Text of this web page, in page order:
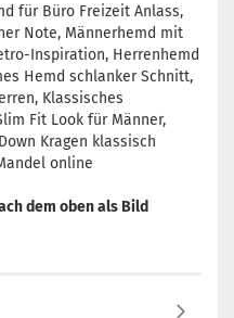
für Büro Freizeit Anlass,
Note, Männerhemd mit
Inspiration, Herrenhemd
Hemd schlanker Schnitt,
Klassisches
Fit Look für Männer,
Kragen klassisch
online
dem oben als Bild